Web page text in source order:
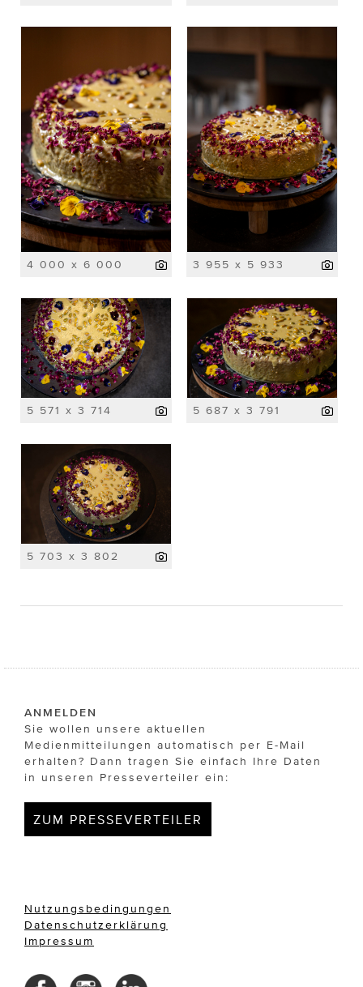
4 000 x 6 000 3 955 x 5 933
5 571 x 3 714 5 687 x 3 791
5 703 x 3 802
ANMELDEN
Sie wollen unsere aktuellen
Medienmitteilungen automatisch per E-Mail
erhalten? Dann tragen Sie einfach Ihre Daten
in unseren Presseverteiler ein:
ZUM PRESSEVERTEILER
Nutzungsbedingungen
Datenschutzerklärung
Impressum